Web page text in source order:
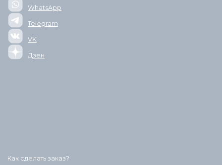
WhatsApp
Telegram
VK
Дзен
Как сделать заказ?